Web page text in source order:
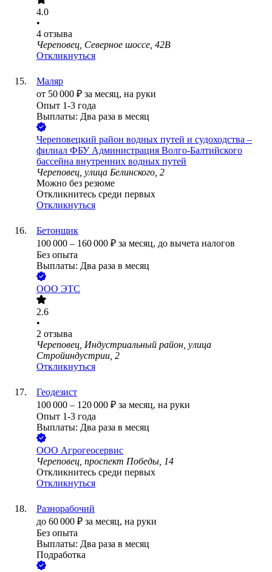
4.0
•
4 отзыва
Череповец, Северное шоссе, 42В
Откликнуться
Маляр
от 50 000 ₽ за месяц, на руки
Опыт 1-3 года
Выплаты: Два раза в месяц
Череповецкий район водных путей и судоходства –
филиал ФБУ Администрация Волго-Балтийского
бассейна внутренних водных путей
Череповец, улица Белинского, 2
Можно без резюме
Откликнитесь среди первых
Откликнуться
Бетонщик
100 000 – 160 000 ₽ за месяц, до вычета налогов
Без опыта
Выплаты: Два раза в месяц
ООО ЭТС
2.6
•
2 отзыва
Череповец, Индустриальный район, улица
Стройиндустрии, 2
Откликнуться
Геодезист
100 000 – 120 000 ₽ за месяц, на руки
Опыт 1-3 года
Выплаты: Два раза в месяц
ООО Агрогеосервис
Череповец, проспект Победы, 14
Откликнитесь среди первых
Откликнуться
Разнорабочий
до 60 000 ₽ за месяц, на руки
Без опыта
Выплаты: Два раза в месяц
Подработка